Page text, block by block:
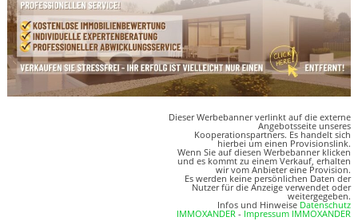
Dieser Werbebanner verlinkt auf die externe
Angebotsseite unseres
Kooperationspartners. Es handelt sich
hierbei um einen Provisionslink.
Wenn Sie auf diesen Werbebanner klicken
und es kommt zu einem Verkauf, erhalten
wir vom Anbieter eine Provision.
Es werden keine persönlichen Daten der
Nutzer für die Anzeige verwendet oder
weitergegeben.
Infos und Hinweise Datenschutz
IMMOXANDER - Impressum IMMOXANDER